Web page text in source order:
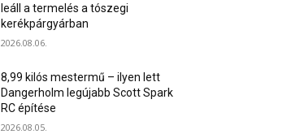
leáll a termelés a tószegi
kerékpárgyárban
2026.08.06.
8,99 kilós mestermű – ilyen lett
Dangerholm legújabb Scott Spark
RC építése
2026.08.05.